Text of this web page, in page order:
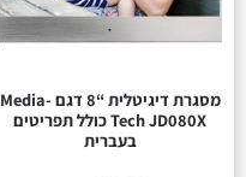
מסגרת דיגיטלית “8 דגם Media-
Tech JD080X כולל תפריטים
בעברית